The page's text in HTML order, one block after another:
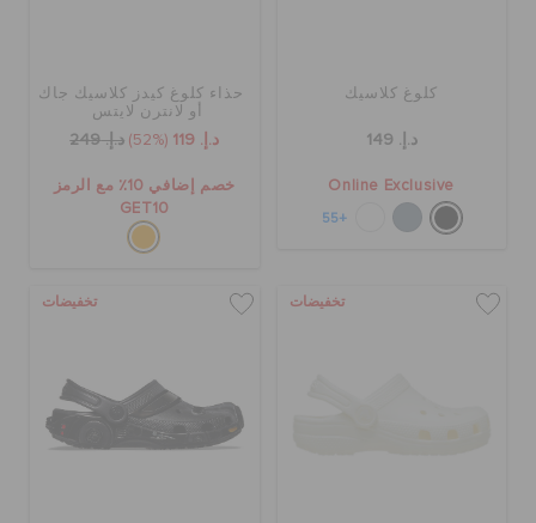
كلوغ كلاسيك
د.إ. 149
Online Exclusive
+55
حذاء كلوغ كيدز كلاسيك جاك
أو لانترن لايتس
د.إ. 119 (52%) د.إ. 249
خصم إضافي 10٪ مع الرمز
GET10
تخفيضات تخفيضات